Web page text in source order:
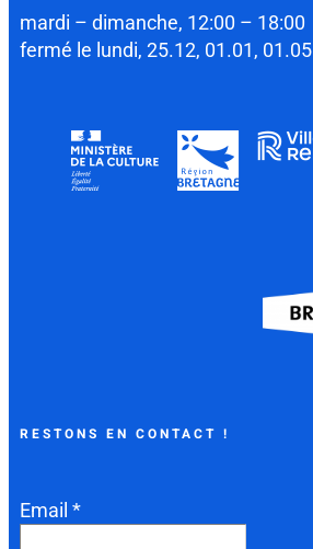
mardi – dimanche, 12:00 – 18:00
fermé le lundi, 25.12, 01.01, 01.05
RESTONS EN CONTACT !
Email *